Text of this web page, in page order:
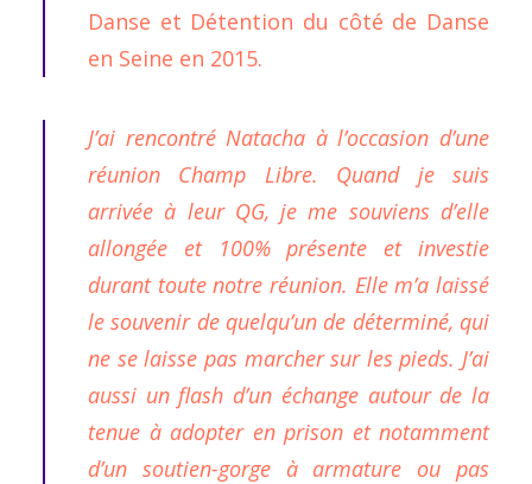
Danse et Détention du côté de Danse
en Seine en 2015.
J’ai rencontré Natacha à l’occasion d’une
réunion Champ Libre. Quand je suis
arrivée à leur QG, je me souviens d’elle
allongée et 100% présente et investie
durant toute notre réunion. Elle m’a laissé
le souvenir de quelqu’un de déterminé, qui
ne se laisse pas marcher sur les pieds. J’ai
aussi un flash d’un échange autour de la
tenue à adopter en prison et notamment
d’un soutien-gorge à armature ou pas